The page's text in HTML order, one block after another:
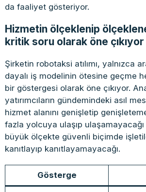
da faaliyet gösteriyor.
Hizmetin ölçeklenip
kritik soru olarak öne çıkıyor
Şirketin robotaksi atılımı, yalnızca
dayalı iş modelinin ötesine geçme
bir göstergesi olarak öne çıkıyor.
yatırımcıların gündemindeki asıl
hizmet alanını genişletip
fazla yolcuya ulaşıp
büyük ölçekte güvenli biçimde
kanıtlayıp kanıtlayamayacağı.
Gösterge